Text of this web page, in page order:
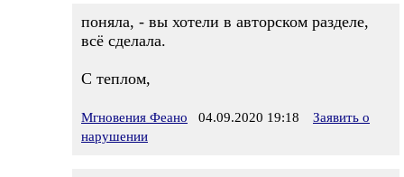
поняла, - вы хотели в авторском разделе,
всё сделала.
С теплом,
Мгновения Феано 04.09.2020 19:18
Заявить о
нарушении